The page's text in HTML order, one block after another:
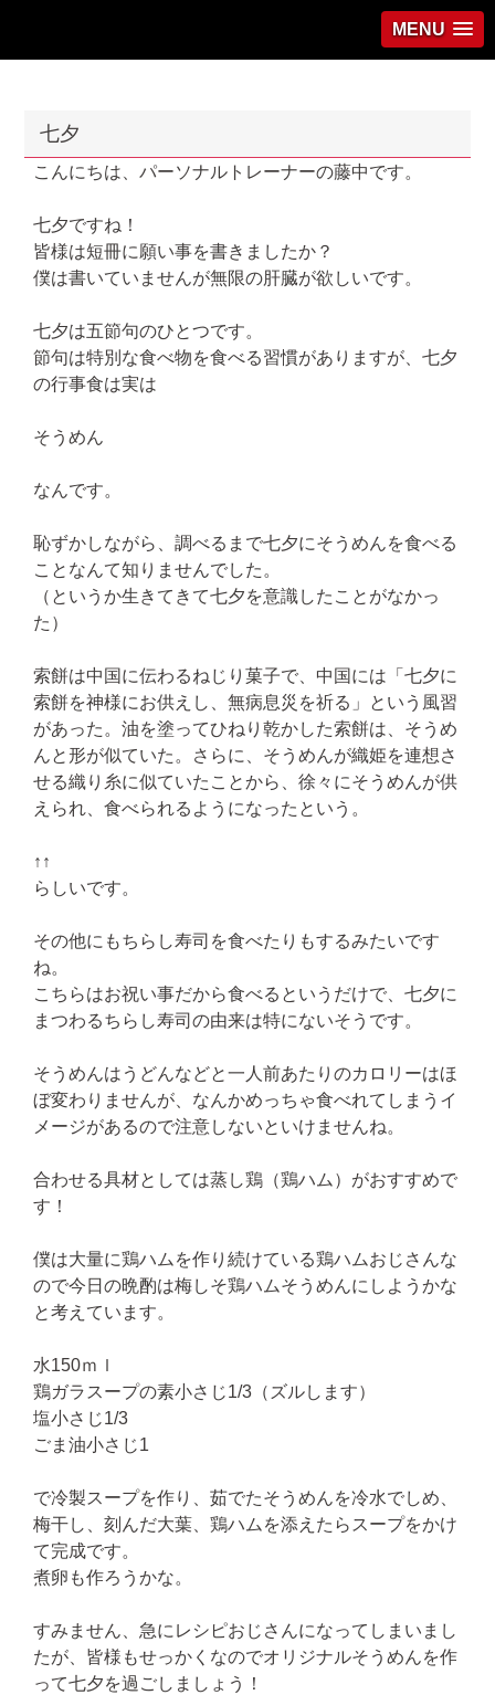
MENU
七夕
こんにちは、パーソナルトレーナーの藤中です。
七夕ですね！
皆様は短冊に願い事を書きましたか？
僕は書いていませんが無限の肝臓が欲しいです。
七夕は五節句のひとつです。
節句は特別な食べ物を食べる習慣がありますが、七夕
の行事食は実は
そうめん
なんです。
恥ずかしながら、調べるまで七夕にそうめんを食べる
ことなんて知りませんでした。
（というか生きてきて七夕を意識したことがなかっ
た）
索餅は中国に伝わるねじり菓子で、中国には「七夕に
索餅を神様にお供えし、無病息災を祈る」という風習
があった。油を塗ってひねり乾かした索餅は、そうめ
んと形が似ていた。さらに、そうめんが織姫を連想さ
せる織り糸に似ていたことから、徐々にそうめんが供
えられ、食べられるようになったという。
↑↑
らしいです。
その他にもちらし寿司を食べたりもするみたいです
ね。
こちらはお祝い事だから食べるというだけで、七夕に
まつわるちらし寿司の由来は特にないそうです。
そうめんはうどんなどと一人前あたりのカロリーはほ
ぼ変わりませんが、なんかめっちゃ食べれてしまうイ
メージがあるので注意しないといけませんね。
合わせる具材としては蒸し鶏（鶏ハム）がおすすめで
す！
僕は大量に鶏ハムを作り続けている鶏ハムおじさんな
ので今日の晩酌は梅しそ鶏ハムそうめんにしようかな
と考えています。
水150ｍｌ
鶏ガラスープの素小さじ1/3（ズルします）
塩小さじ1/3
ごま油小さじ1
で冷製スープを作り、茹でたそうめんを冷水でしめ、
梅干し、刻んだ大葉、鶏ハムを添えたらスープをかけ
て完成です。
煮卵も作ろうかな。
すみません、急にレシピおじさんになってしまいまし
たが、皆様もせっかくなのでオリジナルそうめんを作
って七夕を過ごしましょう！